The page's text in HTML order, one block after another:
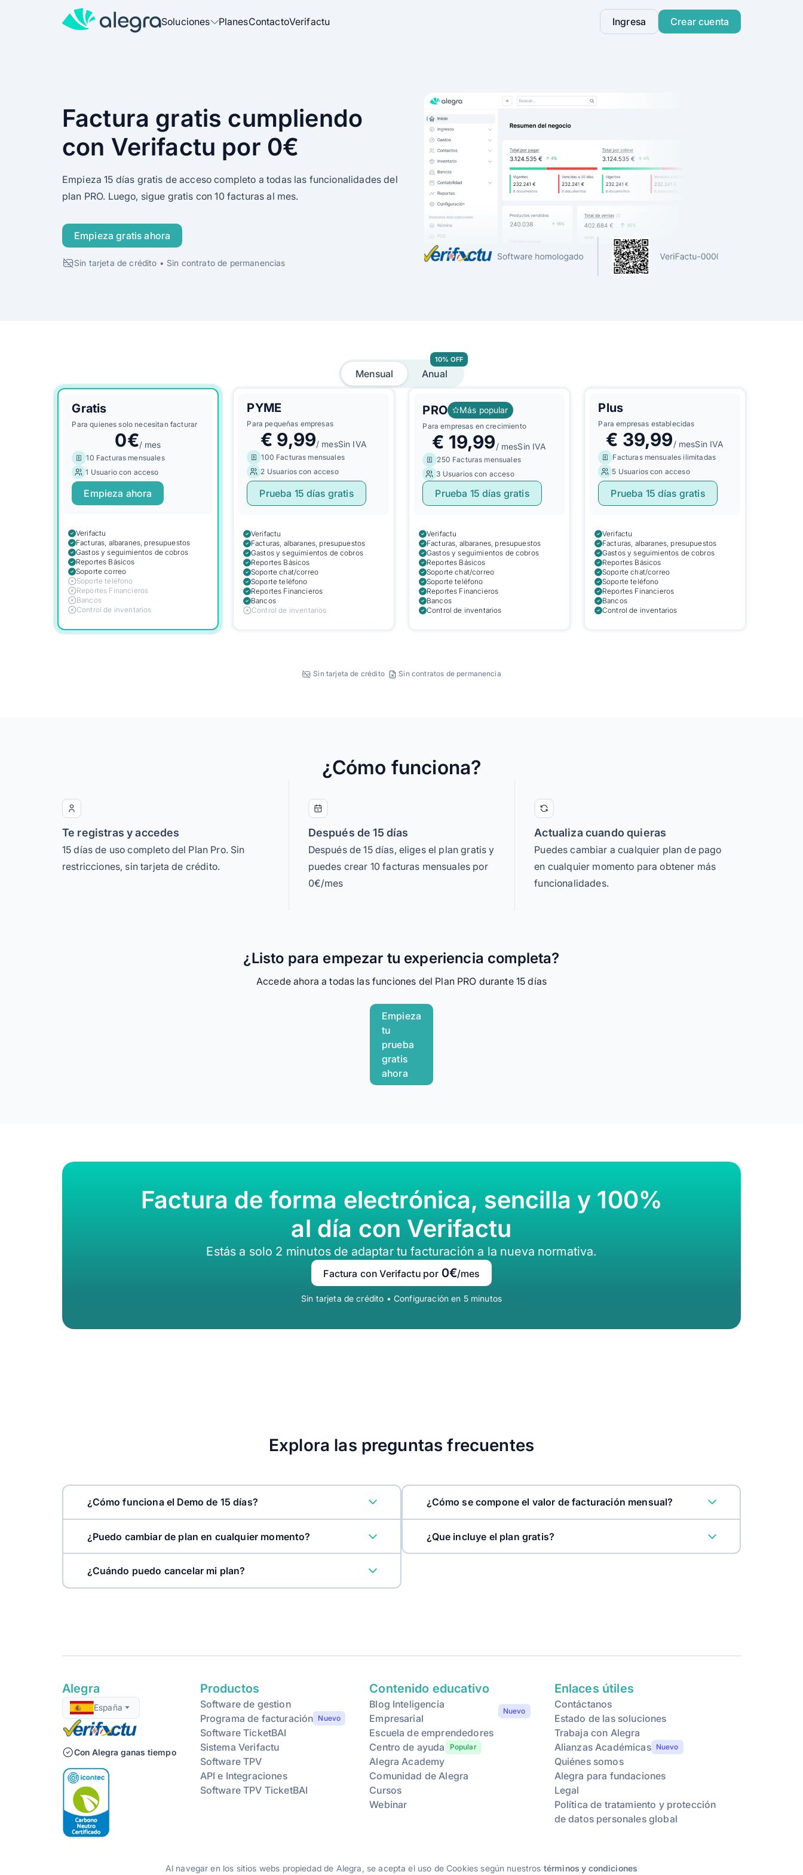
Soluciones
Facturación
Factura electrónicamente con un clic
Agiliza tus ventas y controla tu efectivo
TicketBAI
PlanesContactoVerifactu Ingresa Crear cuenta
Factura gratis cumpliendo
con Verifactu por 0€
Empieza 15 días gratis de acceso completo a todas las funcionalidades del
plan PRO. Luego, sigue gratis con 10 facturas al mes.
Empieza gratis ahora
Sin tarjeta de crédito • Sin contrato de permanencias
Mensual Anual
10% OFF
Gratis
Para quienes solo necesitan facturar
0€/ mes
10 Facturas mensuales
1 Usuario con acceso
Empieza ahora
Verifactu
Facturas, albaranes, presupuestos
Gastos y seguimientos de cobros
Reportes Básicos
Soporte correo
Soporte teléfono
Reportes Financieros
Bancos
Control de inventarios
PYME
Para pequeñas empresas
€ 9,99/ mesSin IVA
100 Facturas mensuales
2 Usuarios con acceso
Prueba 15 días gratis
Verifactu
Facturas, albaranes, presupuestos
Gastos y seguimientos de cobros
Reportes Básicos
Soporte chat/correo
Soporte teléfono
Reportes Financieros
Bancos
Control de inventarios
PRO Más popular
Para empresas en crecimiento
€ 19,99/ mesSin IVA
250 Facturas mensuales
3 Usuarios con acceso
Prueba 15 días gratis
Verifactu
Facturas, albaranes, presupuestos
Gastos y seguimientos de cobros
Reportes Básicos
Soporte chat/correo
Soporte teléfono
Reportes Financieros
Bancos
Control de inventarios
Plus
Para empresas establecidas
€ 39,99/ mesSin IVA
Facturas mensuales ilimitadas
5 Usuarios con acceso
Prueba 15 días gratis
Verifactu
Facturas, albaranes, presupuestos
Gastos y seguimientos de cobros
Reportes Básicos
Soporte chat/correo
Soporte teléfono
Reportes Financieros
Bancos
Control de inventarios
Sin tarjeta de crédito Sin contratos de permanencia
¿Cómo funciona?
Te registras y accedes
15 días de uso completo del Plan Pro. Sin
restricciones, sin tarjeta de crédito.
Después de 15 días
Después de 15 días, eliges el plan gratis y
puedes crear 10 facturas mensuales por
0€/mes
Actualiza cuando quieras
Puedes cambiar a cualquier plan de pago
en cualquier momento para obtener más
funcionalidades.
¿Listo para empezar tu experiencia completa?
Accede ahora a todas las funciones del Plan PRO durante 15 días
Empieza
tu
prueba
gratis
ahora
Factura de forma electrónica, sencilla y 100%
al día con Verifactu
Estás a solo 2 minutos de adaptar tu facturación a la nueva normativa.
Factura con Verifactu por 0€/mes
Sin tarjeta de crédito • Configuración en 5 minutos
Explora las preguntas frecuentes
¿Cómo funciona el Demo de 15 días?
¿Puedo cambiar de plan en cualquier momento?
¿Cuándo puedo cancelar mi plan?
¿Cómo se compone el valor de facturación mensual?
¿Que incluye el plan gratis?
Alegra
España
Con Alegra ganas tiempo
Productos
Software de gestion
Programa de facturación Nuevo
Software TicketBAI
Sistema Verifactu
Software TPV
API e Integraciones
Software TPV TicketBAI
Contenido educativo
Blog Inteligencia
Empresarial
Nuevo
Escuela de emprendedores
Centro de ayuda
Popular
Alegra Academy
Comunidad de Alegra
Cursos
Webinar
Enlaces útiles
Contáctanos
Estado de las soluciones
Trabaja con Alegra
Alianzas Académicas
Nuevo
Quiénes somos
Alegra para fundaciones
Legal
Política de tratamiento y protección
de datos personales global
Al navegar en los sitios webs propiedad de Alegra, se acepta el uso de Cookies según nuestros términos y condiciones